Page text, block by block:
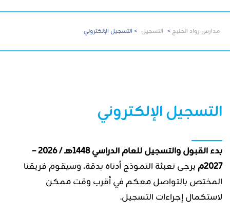
مدارس رواد الخليج > التسجيل > التسجيل الإلكتروني
التسجيل الإلكتروني
بدء القبول والتسجيلللعام الدراسي
1448هـ / 2026 –
2027م
يرجى تعبئة النموذج أدناه بدقة، وسيقوم فريقنا
المختص بالتواصل معكم في أقرب وقت ممكن
لاستكمال إجراءات التسجيل.